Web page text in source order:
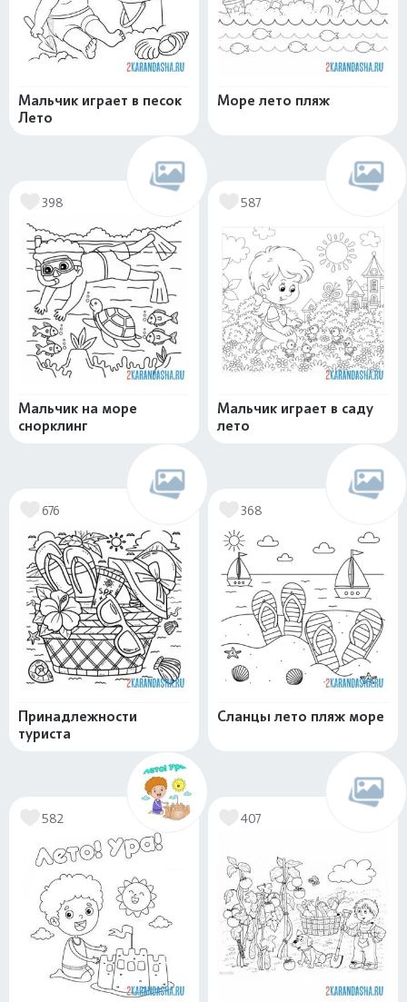
Мальчик играет в песок
Лето
Море лето пляж
398
Мальчик на море
снорклинг
587
Мальчик играет в саду
лето
676
Принадлежности
туриста
368
Сланцы лето пляж море
582 407